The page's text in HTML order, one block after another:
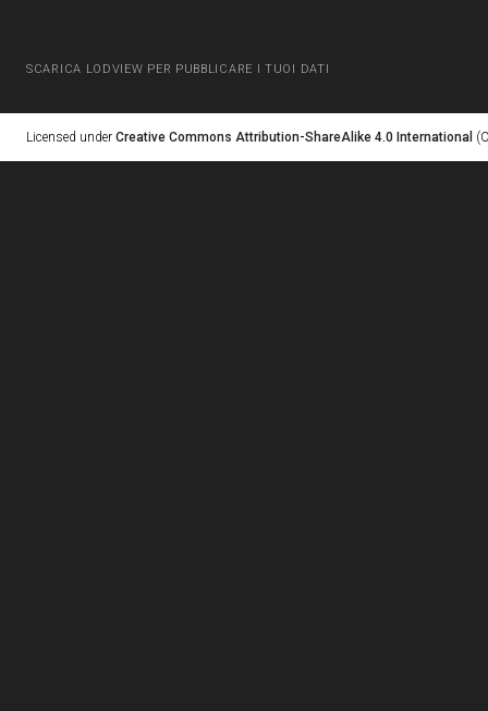
SCARICA LODVIEW PER PUBBLICARE I TUOI DATI
Licensed under Creative Commons Attribution-ShareAlike 4.0 International